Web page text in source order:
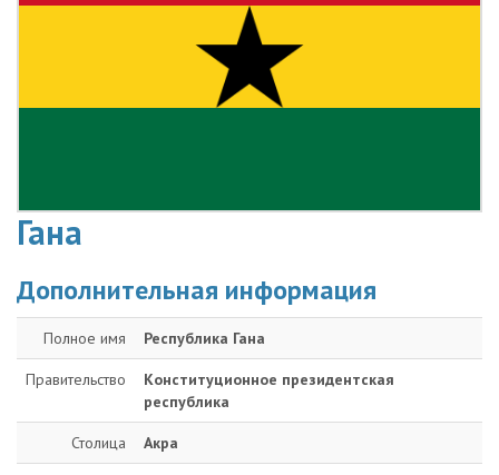
Гана
Дополнительная информация
Полное имя Республика Гана
Правительство
Конституционное президентская
республика
Столица Акра